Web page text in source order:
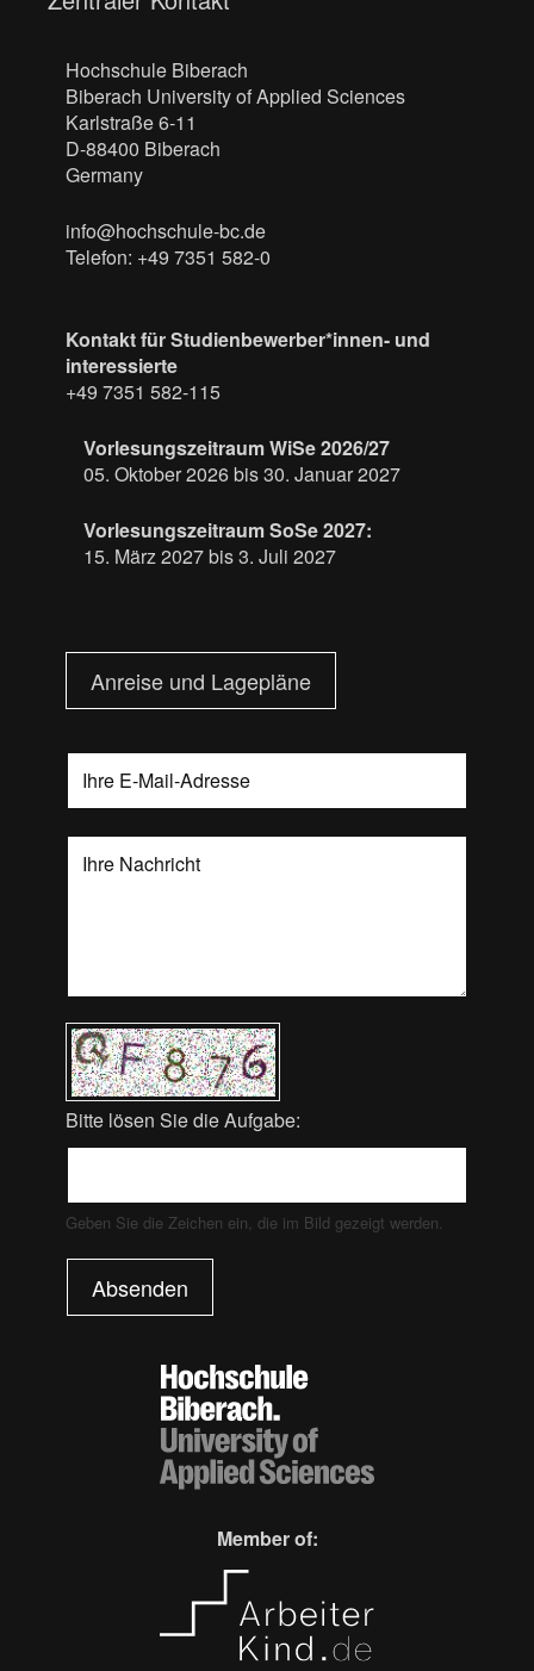
Hochschule Biberach
Biberach University of Applied Sciences
Karlstraße 6-11
D-88400 Biberach
Germany
info@hochschule-bc.de
Telefon: +49 7351 582-0
Kontakt für Studienbewerber*innen- und
interessierte
+49 7351 582-115
Vorlesungszeitraum WiSe 2026/27
05. Oktober 2026 bis 30. Januar 2027
Vorlesungszeitraum SoSe 2027:
15. März 2027 bis 3. Juli 2027
Anreise und Lagepläne
Bitte lösen Sie die Aufgabe:
Geben Sie die Zeichen ein, die im Bild gezeigt werden.
Absenden
Member of: